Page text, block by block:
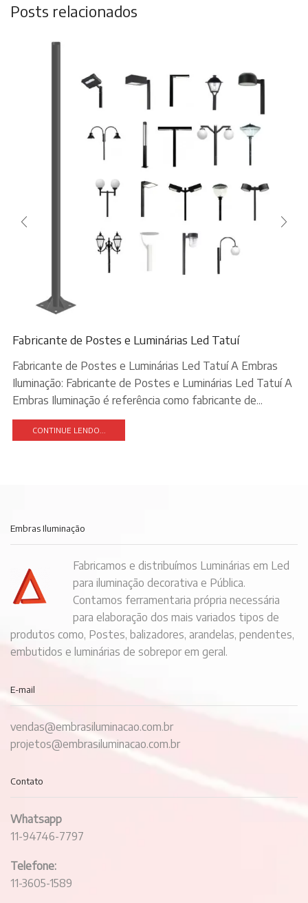
Posts relacionados
Fabricante de Postes e Luminárias Led Tatuí
Fabricante de Postes e Luminárias Led Tatuí A Embras
Iluminação: Fabricante de Postes e Luminárias Led Tatuí A
Embras Iluminação é referência como fabricante de...
CONTINUE LENDO...
Embras Iluminação
Fabricamos e distribuímos Luminárias em Led
para iluminação decorativa e Pública.
Contamos ferramentaria própria necessária
para elaboração dos mais variados tipos de
produtos como, Postes, balizadores, arandelas, pendentes,
embutidos e luminárias de sobrepor em geral.
E-mail
vendas@embrasiluminacao.com.br
projetos@embrasiluminacao.com.br
Contato
Whatsapp
11-94746-7797
Telefone:
11-3605-1589